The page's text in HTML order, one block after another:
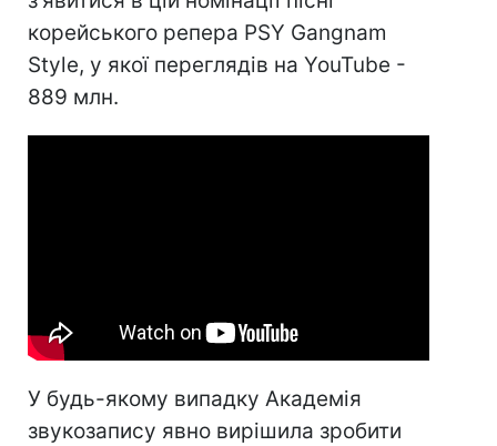
корейського репера PSY Gangnam
Style, у якої переглядів на YouTube -
889 млн.
У будь-якому випадку Академія
звукозапису явно вирішила зробити